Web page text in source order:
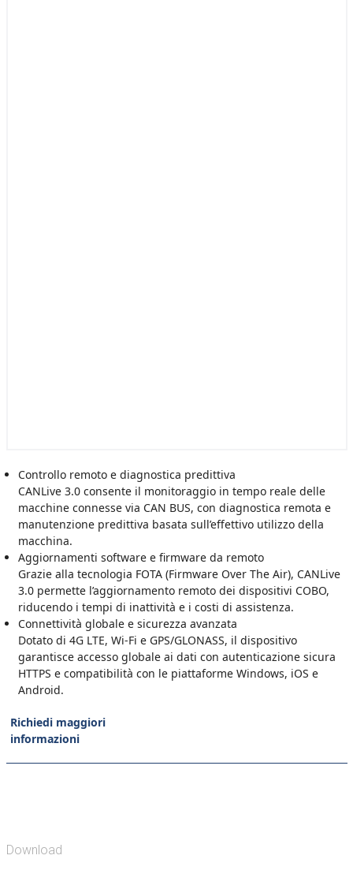
Controllo remoto e diagnostica predittiva
CANLive 3.0 consente il monitoraggio in tempo reale delle
macchine connesse via CAN BUS, con diagnostica remota e
manutenzione predittiva basata sull’effettivo utilizzo della
macchina.
Aggiornamenti software e firmware da remoto
Grazie alla tecnologia FOTA (Firmware Over The Air), CANLive
3.0 permette l’aggiornamento remoto dei dispositivi COBO,
riducendo i tempi di inattività e i costi di assistenza.
Connettività globale e sicurezza avanzata
Dotato di 4G LTE, Wi-Fi e GPS/GLONASS, il dispositivo
garantisce accesso globale ai dati con autenticazione sicura
HTTPS e compatibilità con le piattaforme Windows, iOS e
Android.
Richiedi maggiori
informazioni
Download